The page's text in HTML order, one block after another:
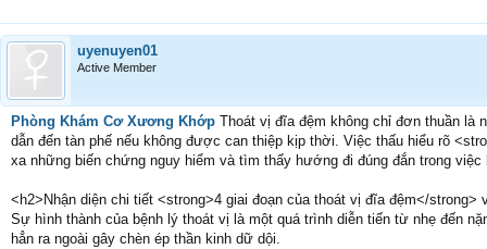
uyenuyen01
Active Member
Phòng Khám Cơ Xương Khớp Thoát vị đĩa đệm không chỉ đơn thuần là
dẫn đến tàn phế nếu không được can thiệp kịp thời. Việc thấu hiểu rõ
xa những biến chứng nguy hiểm và tìm thấy hướng đi đúng đắn trong
<h2>Nhận diện chi tiết <strong>4 giai đoạn của thoát vị đĩa đệm</
Sự hình thành của bệnh lý thoát vị là một quá trình diễn tiến từ nhẹ đến
hẳn ra ngoài gây chèn ép thần kinh dữ dội.